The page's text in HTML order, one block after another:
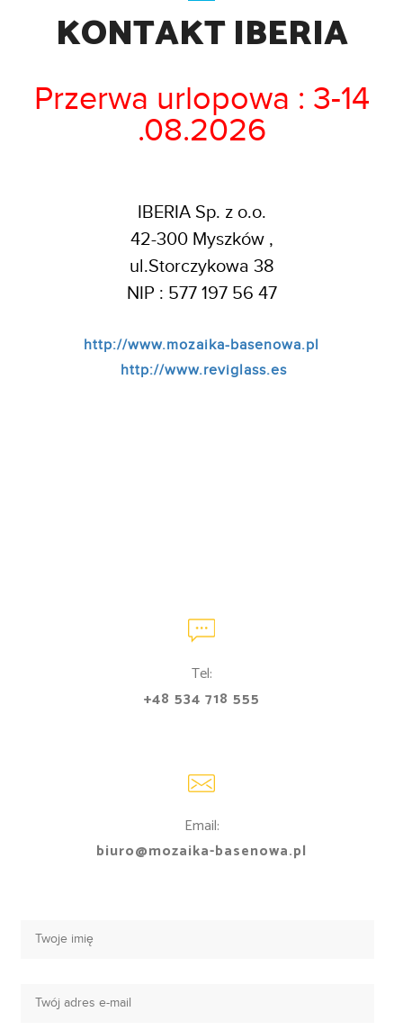
KONTAKT IBERIA
Przerwa urlopowa : 3-14
.08.2026
IBERIA Sp. z o.o.
42-300 Myszków ,
ul.Storczykowa 38
NIP : 577 197 56 47
http://www.mozaika-basenowa.pl
http://www.reviglass.es
Tel:
+48 534 718 555
Email:
biuro@mozaika-basenowa.pl